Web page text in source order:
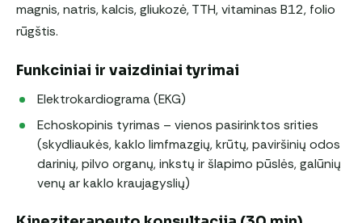
magnis, natris, kalcis, gliukozė, TTH, vitaminas B12, folio
rūgštis.
Funkciniai ir vaizdiniai tyrimai
Elektrokardiograma (EKG)
Echoskopinis tyrimas – vienos pasirinktos srities
(skydliaukės, kaklo limfmazgių, krūtų, paviršinių odos
darinių, pilvo organų, inkstų ir šlapimo pūslės, galūnių
venų ar kaklo kraujagyslių)